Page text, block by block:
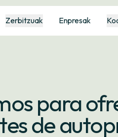
Zerbitzuak Enpresak
para
de